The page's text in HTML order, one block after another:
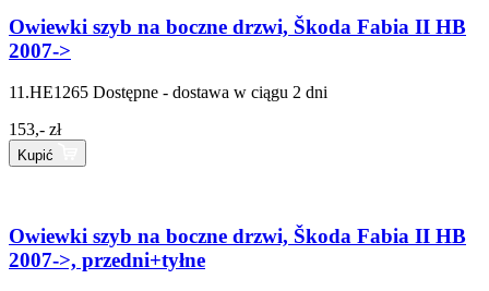
Owiewki szyb na boczne drzwi, Škoda Fabia II HB
2007->
11.HE1265 Dostępne - dostawa w ciągu 2 dni
153,- zł
Kupić
Owiewki szyb na boczne drzwi, Škoda Fabia II HB
2007->, przedni+tyłne